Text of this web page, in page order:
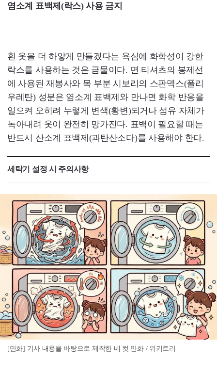
염소계 표백제(락스) 사용 금지
흰 옷을 더 하얗게 만들겠다는 욕심에 화학성이 강한
락스를 사용하는 것은 금물이다. 면 티셔츠의 봉제선
에 사용된 재봉사와 목 부분 시보리의 스판덱스(폴리
우레탄) 성분은 염소계 표백제와 만나면 화학 반응을
일으켜 오히려 누렇게 변색(황변)되거나 섬유 자체가
녹아내려 옷이 완전히 망가진다. 표백이 필요할 때는
반드시 산소계 표백제(과탄산소다)를 사용해야 한다.
세탁기 설정 시 주의사항
[만화] 기사 내용을 바탕으로 제작한 네 컷 만화 / 위키트리